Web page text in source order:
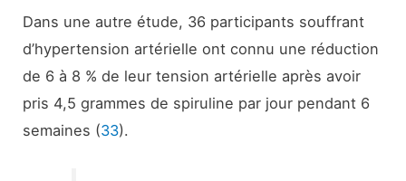
Dans une autre étude, 36 participants souffrant
d’hypertension artérielle ont connu une réduction
de 6 à 8 % de leur tension artérielle après avoir
pris 4,5 grammes de spiruline par jour pendant 6
semaines (33).